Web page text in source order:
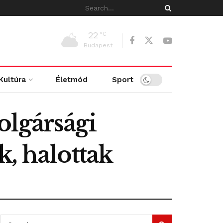
22 °C
Budapest
Életmód Sport
halottak